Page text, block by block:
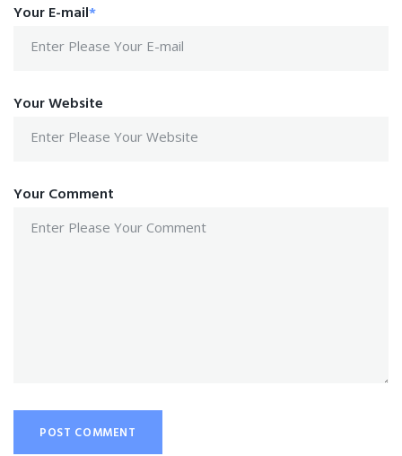
Your E-mail*
Your Website
Your Comment